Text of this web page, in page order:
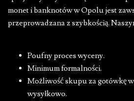
monet i banknotów w Opolu jest
przeprowadzana z szybkością.
Poufny proces wyceny.
Minimum formalności.
Możliwość skupu za gotówkę
wysyłkowo.